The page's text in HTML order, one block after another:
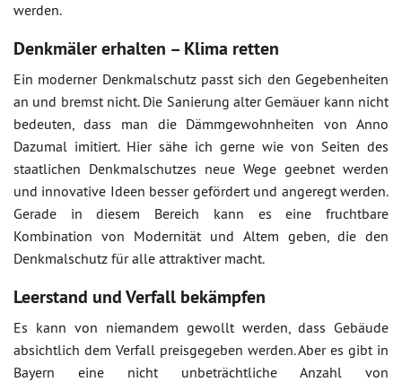
werden.
Denkmäler erhalten – Klima retten
Ein moderner Denkmalschutz passt sich den Gegebenheiten
an und bremst nicht. Die Sanierung alter Gemäuer kann nicht
bedeuten, dass man die Dämmgewohnheiten von Anno
Dazumal imitiert. Hier sähe ich gerne wie von Seiten des
staatlichen Denkmalschutzes neue Wege geebnet werden
und innovative Ideen besser gefördert und angeregt werden.
Gerade in diesem Bereich kann es eine fruchtbare
Kombination von Modernität und Altem geben, die den
Denkmalschutz für alle attraktiver macht.
Leerstand und Verfall bekämpfen
Es kann von niemandem gewollt werden, dass Gebäude
absichtlich dem Verfall preisgegeben werden. Aber es gibt in
Bayern eine nicht unbeträchtliche Anzahl von